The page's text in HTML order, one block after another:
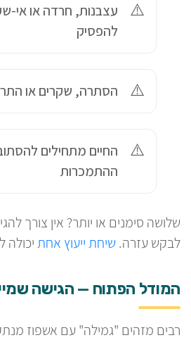
עצבנות, חרדה או אי-
להפסיק
הסתרה, שקרים או
החיים מתחילים
ההתמכרות
שלושה סימנים או יותר? אין צורך
לבקש עזרה. שיחת ייעוץ אחת
המודל הפתוח — הגישה
רבים מזהים "גמילה" עם אשפוז